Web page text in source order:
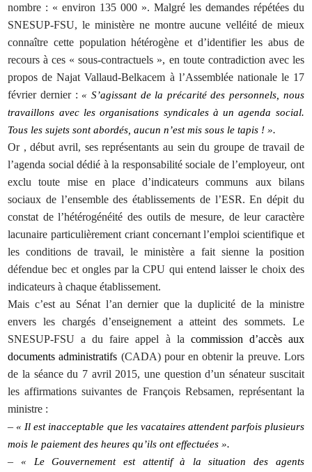
nombre : « environ 135 000 ». Malgré les demandes répétées du
SNESUP-FSU, le ministère ne montre aucune velléité de mieux
connaître cette population hétérogène et d’identifier les abus de
recours à ces « sous-contractuels », en toute contradiction avec les
propos de Najat Vallaud-Belkacem à l’Assemblée nationale le 17
février dernier :« S’agissant de la précarité des personnels, nous
travaillons avec les organisations syndicales à un agenda social.
Tous les sujets sont abordés, aucun n’est mis sous le tapis ! ».
Or , début avril, ses représentants au sein du groupe de travail de
l’agenda social dédié à la responsabilité sociale de l’employeur, ont
exclu toute mise en place d’indicateurs communs aux bilans
sociaux de l’ensemble des établissements de l’ESR. En dépit du
constat de l’hétérogénéité des outils de mesure, de leur caractère
lacunaire particulièrement criant concernant l’emploi scientifique et
les conditions de travail, le ministère a fait sienne la position
défendue bec et ongles par la CPU qui entend laisser le choix des
indicateurs à chaque établissement.
Mais c’est au Sénat l’an dernier que la duplicité de la ministre
envers les chargés d’enseignement a atteint des sommets. Le
SNESUP-FSU a du faire appel à la commission d’accès aux
documents administratifs (CADA) pour en obtenir la preuve. Lors
de la séance du 7 avril 2015, une question d’un sénateur suscitait
les affirmations suivantes de François Rebsamen, représentant la
ministre :
–« Il est inacceptable que les vacataires attendent parfois plusieurs
mois le paiement des heures qu’ils ont effectuées ».
– « Le Gouvernement est attentif à la situation des agents